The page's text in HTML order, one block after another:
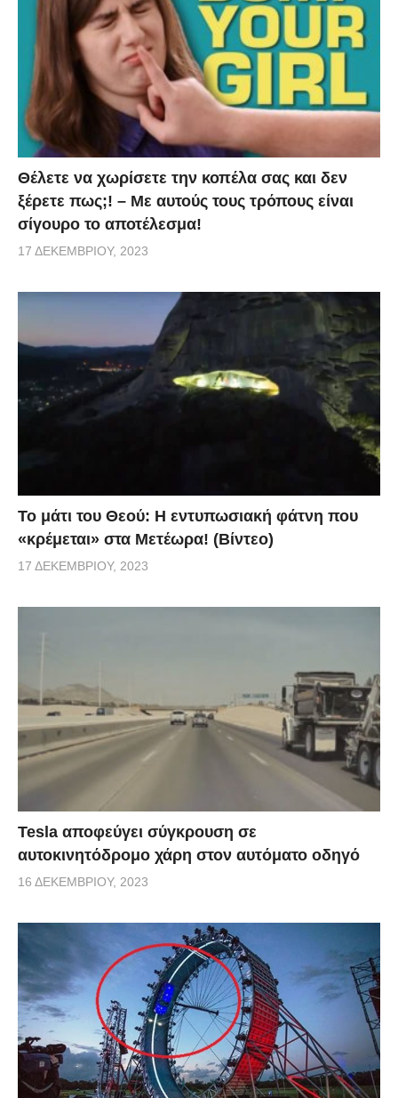
Θέλετε να χωρίσετε την κοπέλα σας και δεν
ξέρετε πως;! – Με αυτούς τους τρόπους είναι
σίγουρο το αποτέλεσμα!
17 ΔΕΚΕΜΒΡΊΟΥ, 2023
Το μάτι του Θεού: Η εντυπωσιακή φάτνη που
«κρέμεται» στα Μετέωρα! (Βίντεο)
17 ΔΕΚΕΜΒΡΊΟΥ, 2023
Tesla αποφεύγει σύγκρουση σε
αυτοκινητόδρομο χάρη στον αυτόματο οδηγό
16 ΔΕΚΕΜΒΡΊΟΥ, 2023